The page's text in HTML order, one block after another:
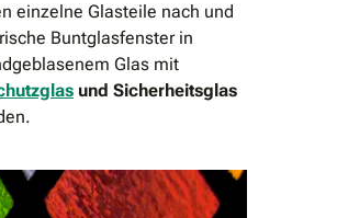
einzelne Glasteile nach und
Buntglasfenster in
Glas mit
und Sicherheitsglas